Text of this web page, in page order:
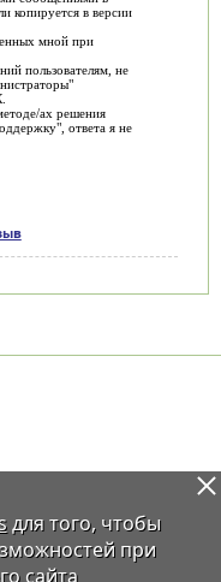
копируется в версии
мной при
пользователям, не
ах решения
ответа я не
для того, чтобы
при
сайта